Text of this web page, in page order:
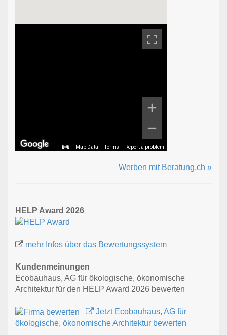
Map Data Terms Report a problem
Werben mit Beratung.ch »
HELP Award 2026
mehr Infos über das Bewertungssystem
Kundenmeinungen
Ecobauhaus, AG für ökologische, ökonomische
Architektur für den HELP Award 2026 bewerten
Jetzt Ecobauhaus, AG für
ökologische, ökonomische Architektur bewerten